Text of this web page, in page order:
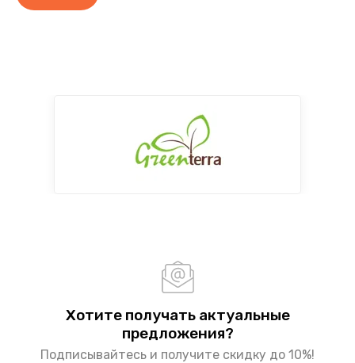
Хотите получать актуальные
предложения?
Подписывайтесь и получите скидку до 10%!